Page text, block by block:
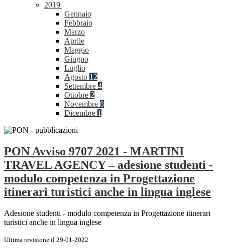
2019
Gennaio
Febbraio
Marzo
Aprile
Maggio
Giugno
Luglio
Agosto 12
Settembre 4
Ottobre 2
Novembre 8
Dicembre 1
PON Avviso 9707 2021 - MARTINI
TRAVEL AGENCY – adesione studenti -
modulo competenza in Progettazione
itinerari turistici anche in lingua inglese
Adesione studenti - modulo competenza in Progettazione itinerari
turistici anche in lingua inglese
Ultima revisione il 29-01-2022